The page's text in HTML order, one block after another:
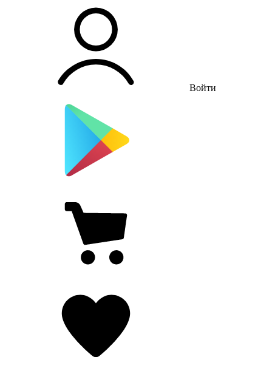
Войти